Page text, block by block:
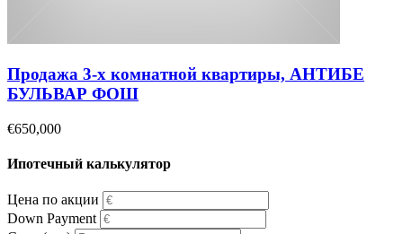
Продажа 3-х комнатной квартиры, АНТИБЕ
БУЛЬВАР ФОШ
€650,000
Ипотечный калькулятор
Цена по акции
Down Payment